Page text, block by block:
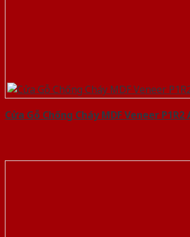
Cửa Gỗ Chống Cháy MDF Veneer P1R2